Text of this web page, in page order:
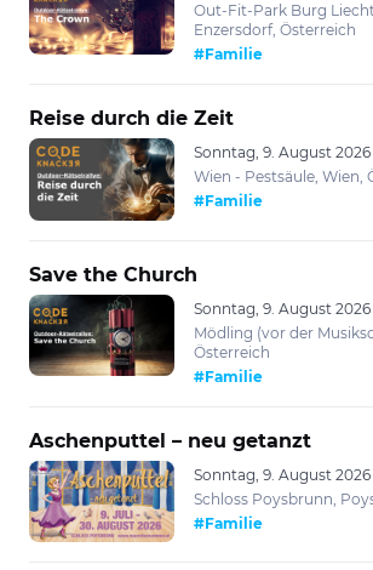
Out-Fit-Park Burg
Enzersdorf, Österreich
#Familie
Reise durch die Zeit
Sonntag, 9. August 2026
Wien - Pestsäule, Wien,
#Familie
Save the Church
Sonntag, 9. August 2026
Mödling (vor der
Österreich
#Familie
Aschenputtel – neu getanzt
Sonntag, 9. August 2026
Schloss Poysbrunn,
#Familie